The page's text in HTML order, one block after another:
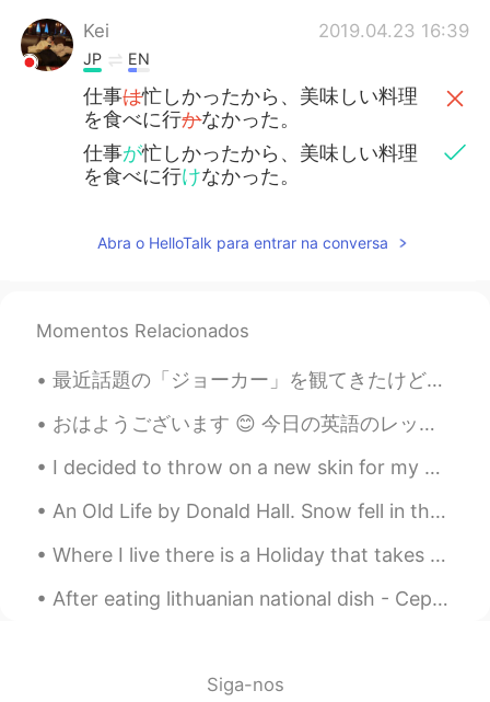
Kei 2019.04.23 16:39
JP EN
仕事は忙しかったから、美味しい料理
を食べに行かなかった。
仕事が忙しかったから、美味しい料理
を食べに行けなかった。
ましたから、それを話します！
イスとナポリタンパスタ、そうしてポ
テトサラダと味噌汁です。
そのコンビはデミグラスソースオムラ
トサラダと味噌汁付きです。
なんか懐かしい味があった😂
なんか懐かしい味だった😂
Aubrey 2019.04.23 16:28
訂正してありがとうございます。🤓
Abra o HelloTalk para entrar na conversa
Momentos Relacionados
最近話題の「ジョーカー」を観てきたけど、正直評価に悩む作品だった。映像は確かに美しくて、一つ一つのシーンの構成や、物語の流れはしっかりとしている。過去の名作（「タクシードライバー」、「キングオブ...
おはようございます 😊 今日の英語のレッスンです。 よく使われる英語の表現 ！ #80 使ったら英語の native speaker だと思われます！今日のフレーズは Went over so...
I decided to throw on a new skin for my Nintendo switch! 💜 Looks super cute and shiny but the ed...
An Old Life by Donald Hall. Snow fell in the night. At five-fifteen I woke to a bluish mounded ...
Where I live there is a Holiday that takes place in the beginning of November called Dia de Muert...
After eating lithuanian national dish - Cepelinai.... My daughter in full knocked out😂🤣😂🤣😂🤣😂🤣
Siga-nos